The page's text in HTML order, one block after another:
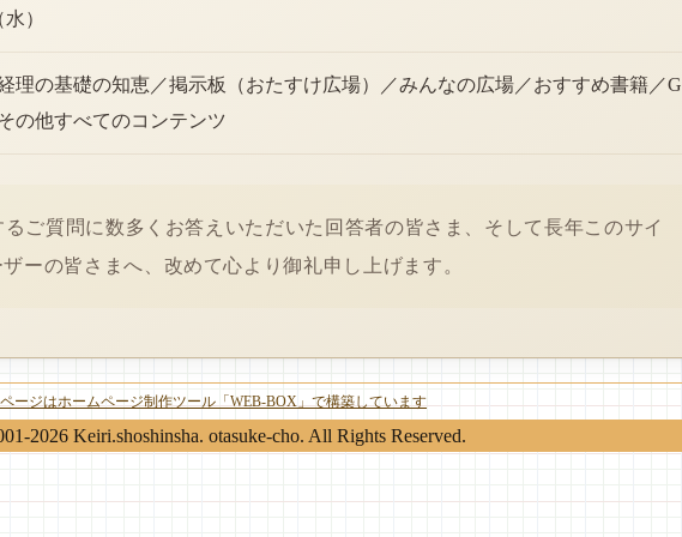
）
理の基礎の知恵／掲示板（おたすけ広場）／みんなの広場／おすすめ書籍／G
の他すべてのコンテンツ
ご質問に数多くお答えいただいた回答者の皆さま、そして長年このサイ
ーの皆さまへ、改めて心より御礼申し上げます。
ージはホームページ制作ツール「WEB-BOX」で構築しています
2026 Keiri.shoshinsha. otasuke-cho. All Rights Reserved.